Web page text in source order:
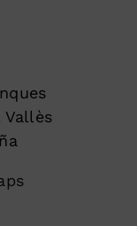
Vallès